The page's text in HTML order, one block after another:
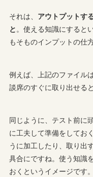
それは、 アウトプットす
と。使える知識にすると
もそものインプットの仕
例えば、上記のファイル
談席のすぐに取り出せる
同じように、テスト前に
に工夫して準備をしてお
うに加工したり、取り出
具合にですね。使う知識
おくというイメージです。